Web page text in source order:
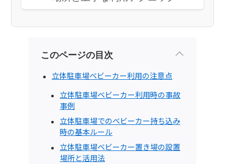
このページの目次
立体駐車場ベビーカー利用の注意点
立体駐車場ベビーカー利用時の事故
事例
立体駐車場でのベビーカー持ち込み
時の基本ルール
立体駐車場ベビーカー置き場の設置
場所と活用法